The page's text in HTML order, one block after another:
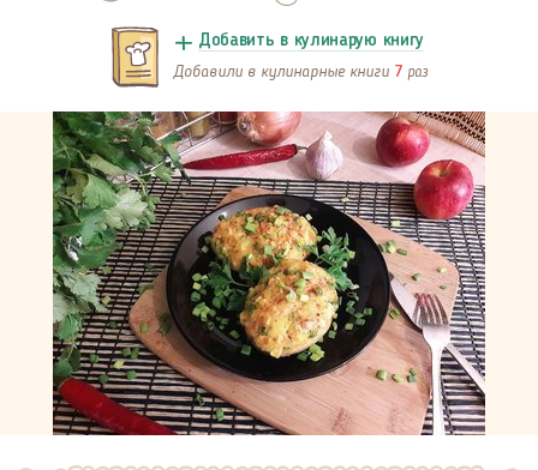
Добавить в кулинарую книгу
Добавили в кулинарные книги 7 раз